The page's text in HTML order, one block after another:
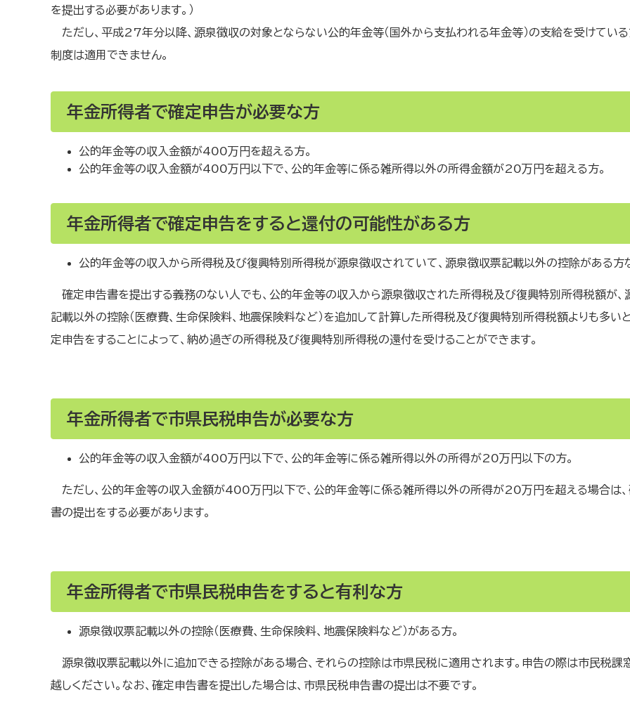
を提出する必要があります。）
ただし、平成27年分以降、源泉徴収の対象とならない公的年金等（国外から支払われる年金等）の支給を受けている
制度は適用できません。
年金所得者で確定申告が必要な方
公的年金等の収入金額が400万円を超える方。
公的年金等の収入金額が400万円以下で、公的年金等に係る雑所得以外の所得金額が20万円を超える方。
年金所得者で確定申告をすると還付の可能性がある方
公的年金等の収入から所得税及び復興特別所得税が源泉徴収されていて、源泉徴収票記載以外の控除がある方
確定申告書を提出する義務のない人でも、公的年金等の収入から源泉徴収された所得税及び復興特別所得税額が、
記載以外の控除（医療費、生命保険料、地震保険料など）を追加して計算した所得税及び復興特別所得税額よりも多い
定申告をすることによって、納め過ぎの所得税及び復興特別所得税の還付を受けることができます。
年金所得者で市県民税申告が必要な方
公的年金等の収入金額が400万円以下で、公的年金等に係る雑所得以外の所得が20万円以下の方。
ただし、公的年金等の収入金額が400万円以下で、公的年金等に係る雑所得以外の所得が20万円を超える場合は
書の提出をする必要があります。
年金所得者で市県民税申告をすると有利な方
源泉徴収票記載以外の控除（医療費、生命保険料、地震保険料など）がある方。
源泉徴収票記載以外に追加できる控除がある場合、それらの控除は市県民税に適用されます。申告の際は市民税課
越しください。なお、確定申告書を提出した場合は、市県民税申告書の提出は不要です。